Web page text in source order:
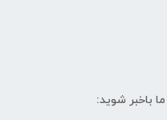
باخبر شوید: